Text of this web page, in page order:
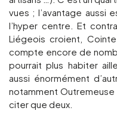
vues ; l’avantage aussi
l’hyper centre. Et
Liégeois croient,
compte encore de
pourrait plus habiter
aussi énormément
notamment Outremeuse
citer que deux.